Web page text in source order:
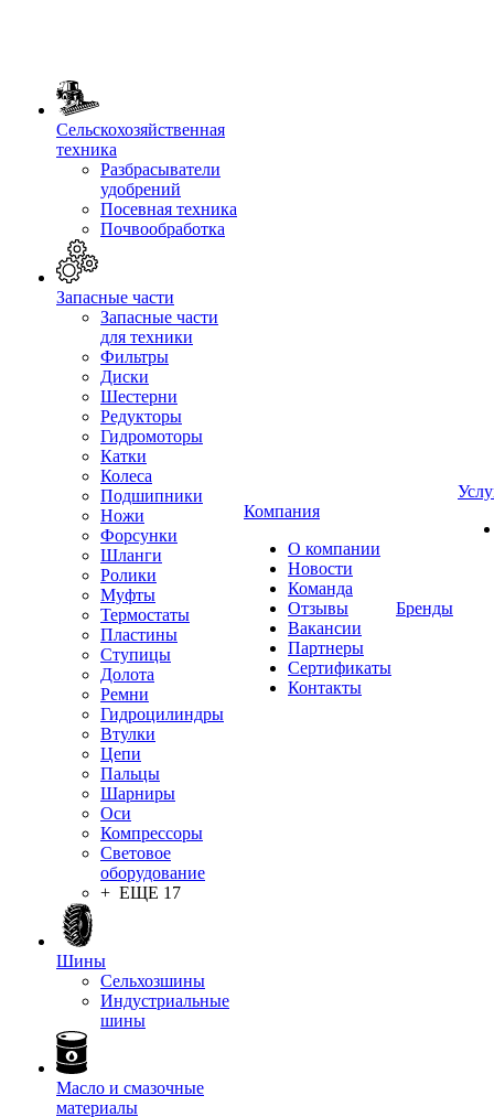
Сельскохозяйственная
техника
Разбрасыватели
удобрений
Посевная техника
Почвообработка
Запасные части
Запасные части
для техники
Фильтры
Диски
Шестерни
Редукторы
Гидромоторы
Катки
Колеса
Подшипники
Ножи
Форсунки
Шланги
Ролики
Муфты
Термостаты
Пластины
Ступицы
Долота
Ремни
Гидроцилиндры
Втулки
Цепи
Пальцы
Шарниры
Оси
Компрессоры
Световое
оборудование
+ ЕЩЕ 17
Шины
Сельхозшины
Индустриальные
шины
Масло и смазочные
материалы
Компания
О компании
Новости
Команда
Отзывы
Вакансии
Партнеры
Сертификаты
Контакты
Бренды